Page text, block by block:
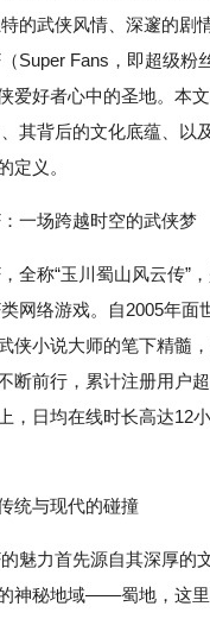
的武侠风情、深邃的剧
Super Fans，即超级粉
爱好者心中的圣地。本
其背后的文化底蕴、以
定义。
一场跨越时空的武侠梦
全称“玉川蜀山风云传”
网络游戏。自2005年面
侠小说大师的笔下精髓
断前行，累计注册用户
，日均在线时长高达12
统与现代的碰撞
魅力首先源自其深厚的
神秘地域——蜀地，这